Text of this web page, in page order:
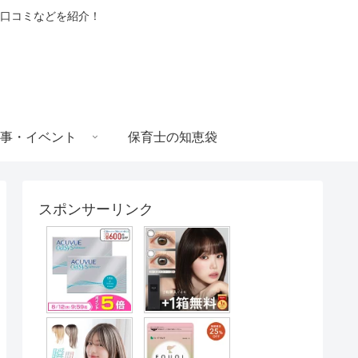
コミなどを紹介！
・イベント 保育士の知恵袋
スポンサーリンク